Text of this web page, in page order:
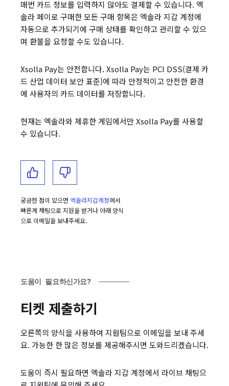
매번 카드 정보를 입력하지 않아도 결제할 수 있습니다. 엑
솔라 페이로 구매한 모든 구매 항목은 엑솔라 지갑 계정에
자동으로 추가되기에 구매 상태를 확인하고 관리할 수 있으
며 환불을 요청할 수도 있습니다.
Xsolla Pay는 안전합니다. Xsolla Pay는 PCI DSS(결제 카
드 산업 데이터 보안 표준)에 따라 안정적이고 안전한 환경
에 사용자의 카드 데이터를 저장합니다.
현재는 엑솔라와 제휴한 게임에서만 Xsolla Pay를 사용할
수 있습니다.
궁금한 점이 있으면 엑솔라지갑계정에서
빠른게 채팅으로 지원을 받거나 아래 양식
으로 이메일을 보내주세요.
도움이 필요하신가요?
티켓 제출하기
오른쪽의 양식을 사용하여 지원팀으로 이메일을 보내 주세
요. 가능한 한 많은 정보를 제공해주시면 도와드리겠습니다.
도움이 즉시 필요하면 엑솔라 지갑 계정에서 라이브 채팅으